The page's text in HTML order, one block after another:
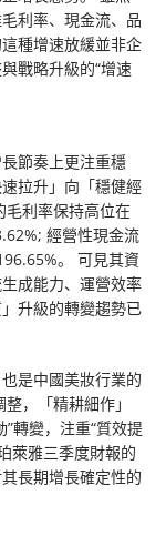
利率、現金流、品
種增速放緩並非企
戰略升級的“增速
節奏上更注重穩
拉升」向「穩健經
毛利率保持高位在
經營性現金流
。 可見其資
成能力、運營效率
升級的轉變趨勢已
是中國美妝行業的
，「精耕細作」
轉變，注重“質效提
萊雅三季度財報的
長期增長確定性的